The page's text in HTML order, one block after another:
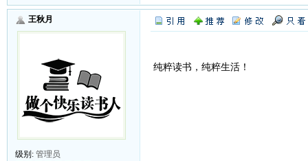
王秋月
级别: 管理员
纯粹读书，纯粹生活！